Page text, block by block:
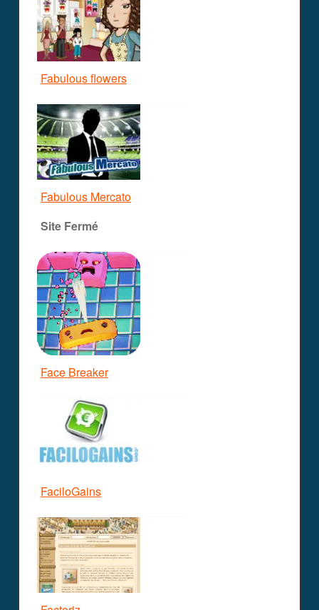
Fabulous flowers
Fabulous Mercato
Site Fermé
Face Breaker
FaciloGains